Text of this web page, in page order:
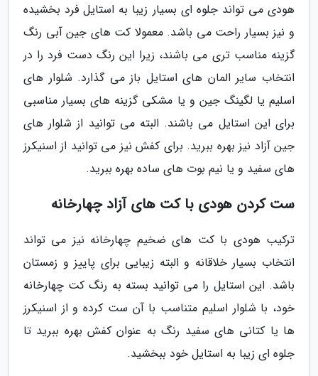
هودی می تواند جلوه ای بسیار زیبا به استایل فرد بخشیده
و نیز بسیار راحت می باشد. معمولا کت های جین آبی رنگ
گزینه مناسب تری می باشند، زیرا این رنگ دست فرد را در
انتخاب سایر المان های استایل باز می گذارد. شلوار های
اسلیم یا لگینگ جین و یا مشکی گزینه های بسیار مناسبی
برای این استایل می باشند. البته می توانید از شلوار های
جین آزاد نیز بهره ببرید. برای کفش نیز می توانید از اسنیکرز
های سفید و یا نیم بوت های ساده بهره ببرید.
ست کردن هودی با کت های آزاد چهارخانه
ترکیب هودی با کت های ضخیم چهارخانه نیز می تواند
انتخاب بسیار خلاقانه و البته زیبایی برای پاییز و زمستان
باشد. این استایل را می توانید بسته به رنگ کت چهارخانه
خود، با شلوار اسلیم متناسب با آن ست کرده و از اسنیکرز
ها یا کتانی های سفید رنگ به عنوان کفش بهره ببرید تا
جلوه ای زیبا به استایل خود ببخشید.